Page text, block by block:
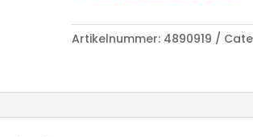
l
t
a
Artikelnummer: 4890919